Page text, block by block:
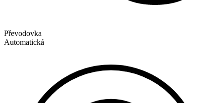
Převodovka
Automatická